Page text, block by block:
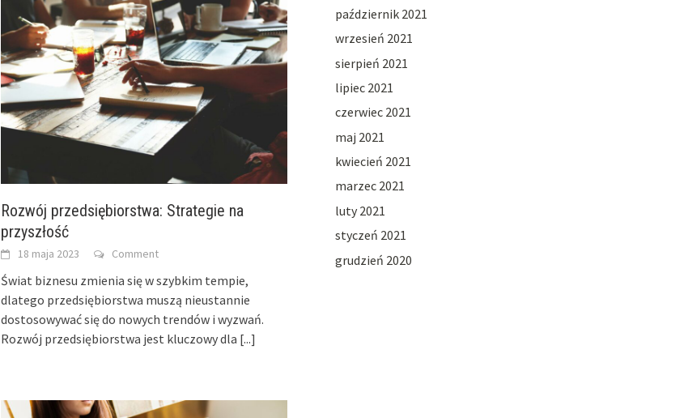
Rozwój przedsiębiorstwa: Strategie na
przyszłość
18 maja 2023 Comment
Świat biznesu zmienia się w szybkim tempie,
dlatego przedsiębiorstwa muszą nieustannie
dostosowywać się do nowych trendów i wyzwań.
Rozwój przedsiębiorstwa jest kluczowy dla [...]
październik 2021
wrzesień 2021
sierpień 2021
lipiec 2021
czerwiec 2021
maj 2021
kwiecień 2021
marzec 2021
luty 2021
styczeń 2021
grudzień 2020